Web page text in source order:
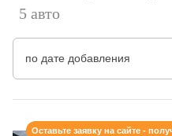
5 авто
по дате добавления
Оставьте заявку на сайте -